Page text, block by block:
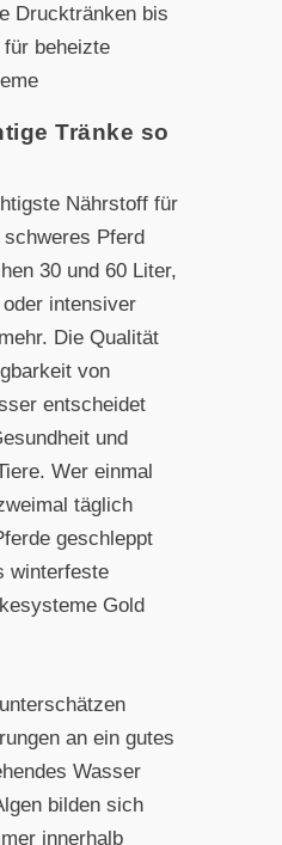
Drucktränken bis
für beheizte
Tränke so
Nährstoff für
Pferd
30 und 60 Liter,
intensiver
Die Qualität
von
entscheidet
und
Wer einmal
täglich
geschleppt
winterfeste
Gold
an ein gutes
Wasser
bilden sich
innerhalb